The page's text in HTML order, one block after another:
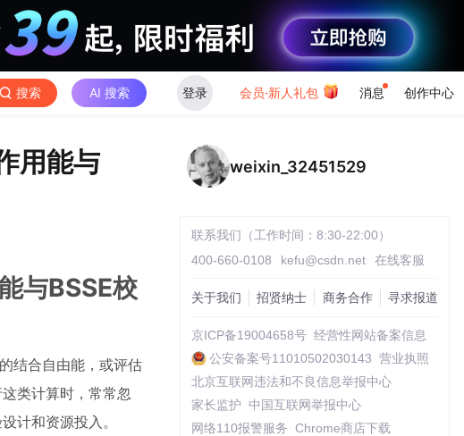
搜索 AI 搜索 登录 会员·新人礼包 消息 创作中心
用能与
与BSSE校
结合自由能，或评估
类计算时，常常忽
计和资源投入。
weixin_32451529
联系我们（工作时间：8:30-22:00）
400-660-0108
kefu@csdn.net 在线客服
关于我们 招贤纳士 商务合作 寻求报道
京ICP备19004658号 经营性网站备案信息
公安备案号11010502030143 营业执照
北京互联网违法和不良信息举报中心
家长监护
中国互联网举报中心
网络110报警服务 Chrome商店下载